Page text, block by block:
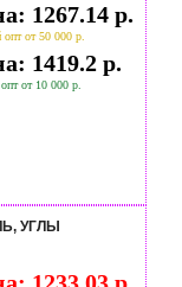
1267.14 р.
опт от 50 000 р.
1419.2 р.
от 10 000 р.
УГЛЫ